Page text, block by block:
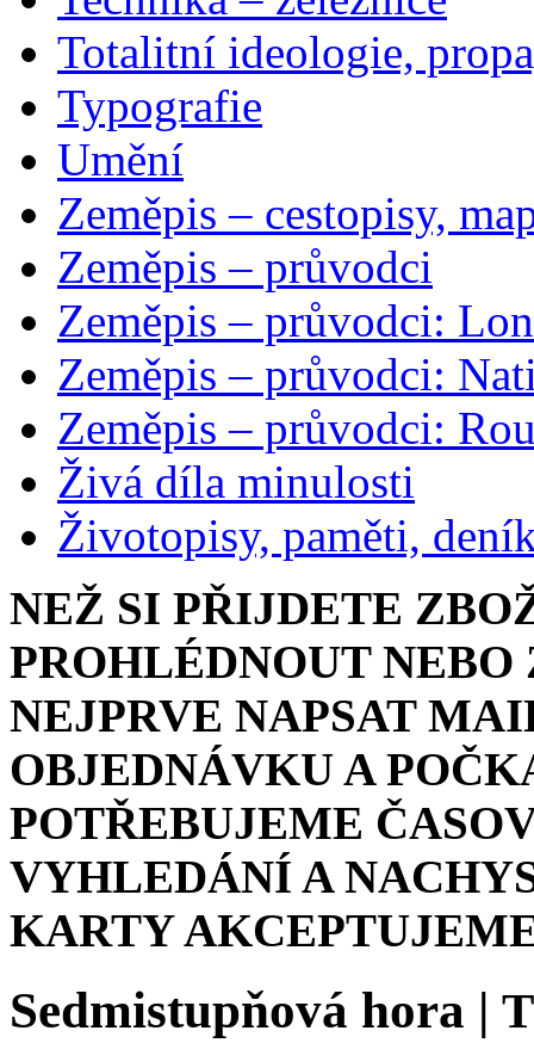
Totalitní ideologie,
Typografie
Umění
Zeměpis – cestopisy,
Zeměpis – průvodci
Zeměpis – průvodci:
Zeměpis – průvodci:
Zeměpis – průvodci:
Živá díla minulosti
Životopisy, paměti,
NEŽ SI PŘIJDETE
PROHLÉDNOUT
NEJPRVE NAPSAT
OBJEDNÁVKU A
POTŘEBUJEME
VYHLEDÁNÍ A
KARTY
Sedmistupňová hora |